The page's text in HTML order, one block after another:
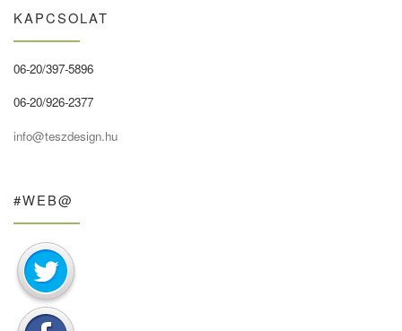
KAPCSOLAT
06-20/397-5896
06-20/926-2377
info@teszdesign.hu
#WEB@